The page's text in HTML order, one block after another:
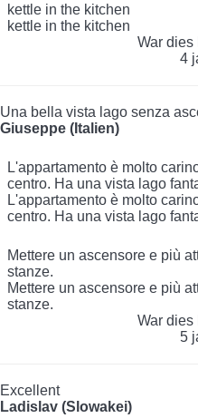
kettle in the kitchen
kettle in the kitchen
War dies
4
Una bella vista lago senza
Giuseppe (Italien)
L'appartamento è molto
centro. Ha una vista lago
L'appartamento è molto
centro. Ha una vista lago
Mettere un ascensore e più
stanze.
Mettere un ascensore e più
stanze.
War dies
5
Excellent
Ladislav (Slowakei)